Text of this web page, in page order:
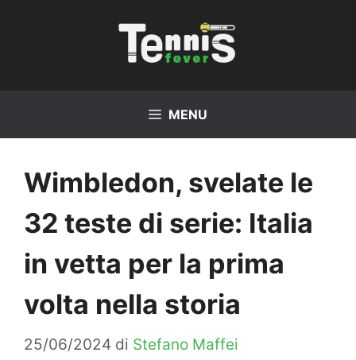
MENU
Wimbledon, svelate le
32 teste di serie: Italia
in vetta per la prima
volta nella storia
25/06/2024 di Stefano Maffei